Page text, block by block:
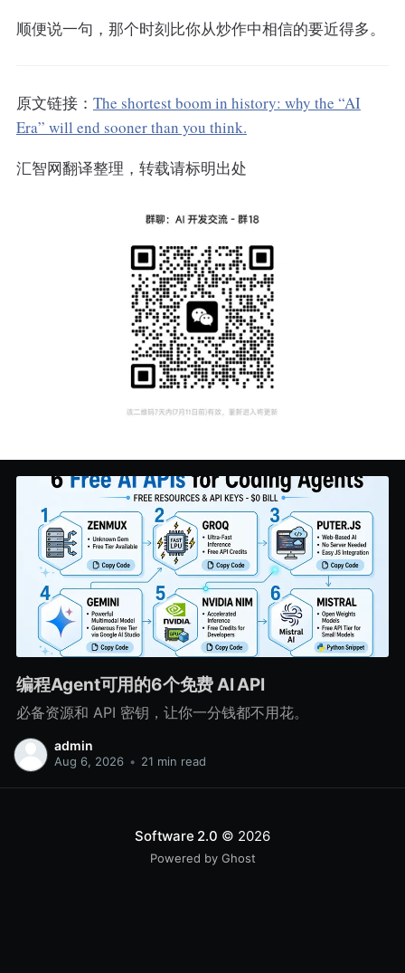
顺便说一句，那个时刻比你从炒作中相信的要近得多。
原文链接： The shortest boom in history: why the “AI
Era” will end sooner than you think.
汇智网翻译整理，转载请标明出处
编程Agent可用的6个免费 AI API
必备资源和 API 密钥，让你一分钱都不用花。
admin
Aug 6, 2026 • 21 min read
Software 2.0 © 2026
Powered by Ghost